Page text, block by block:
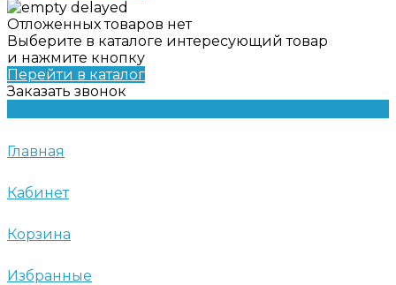
Отложенных товаров нет
Выберите в каталоге интересующий товар
и нажмите кнопку
Перейти в каталог
Заказать звонок
Главная
Кабинет
Корзина
Избранные